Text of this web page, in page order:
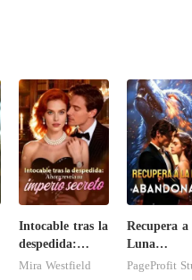
Intocable tras la
despedida:
Ahora revela su
Mira Westfield
Recupera a
Luna
abandonada
PageProfit